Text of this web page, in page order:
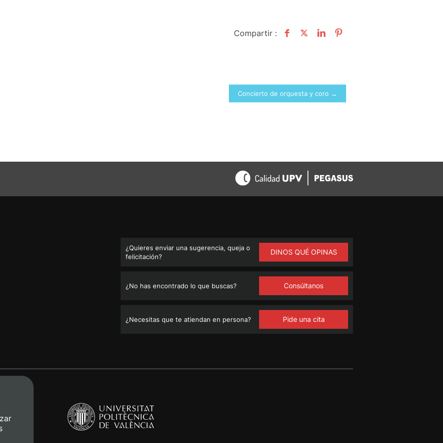
Compartir :
Concierto de orquesta y coro →
¿Quieres enviar una sugerencia, queja o
felicitación?
DINOS QUÉ OPINAS
¿No has encontrado lo que buscas? Consúltanos
¿Necesitas que te atiendan en persona? Pide una cita